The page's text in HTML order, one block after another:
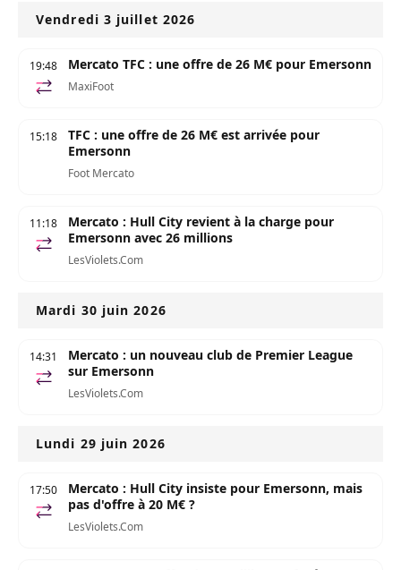
Vendredi 3 juillet 2026
19:48 Mercato TFC : une offre de 26 M€ pour Emersonn
MaxiFoot
15:18
TFC : une offre de 26 M€ est arrivée pour
Emersonn
Foot Mercato
11:18
Mercato : Hull City revient à la charge pour
Emersonn avec 26 millions
LesViolets.Com
Mardi 30 juin 2026
14:31
Mercato : un nouveau club de Premier League
sur Emersonn
LesViolets.Com
Lundi 29 juin 2026
17:50
Mercato : Hull City insiste pour Emersonn, mais
pas d'offre à 20 M€ ?
LesViolets.Com